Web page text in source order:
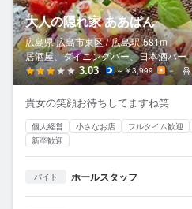
大人の隠れ家 ああばん
広島県 広島市東区 / 広島駅 581m
居酒屋、ダイニングバー、日本酒バー
3.03 ～￥3,999 －
貴女の笑顔お待ちしてますね笑
個人経営 小さなお店 フルタイム歓迎
新卒歓迎
バイト ホールスタッフ